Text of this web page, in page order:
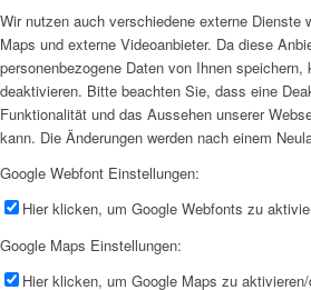
Wir nutzen auch verschiedene externe Dienste
Maps und externe Videoanbieter. Da diese
personenbezogene Daten von Ihnen speichern,
deaktivieren. Bitte beachten Sie, dass eine
Funktionalität und das Aussehen unserer
kann. Die Änderungen werden nach einem
Google Webfont Einstellungen:
Hier klicken, um Google Webfonts zu
Google Maps Einstellungen:
Hier klicken, um Google Maps zu